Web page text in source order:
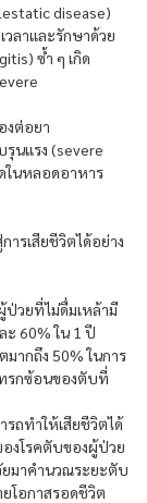
disease)
ลาและรักษาด้วย
ซ้ำ ๆ เกิด
งต่อยา
นแรง (severe
ในหลอดอาหาร
ารเสียชีวิตได้อย่าง
วยที่ไม่ดื่มเหล้ามี
ะ 60% ใน 1 ปี
ากถึง 50% ในการ
ทรกซ้อนของตับที่
ถทำให้เสียชีวิตได้
งโรคตับของผู้ป่วย
ยมาคำนวณระยะตับ
โอกาสรอดชีวิต